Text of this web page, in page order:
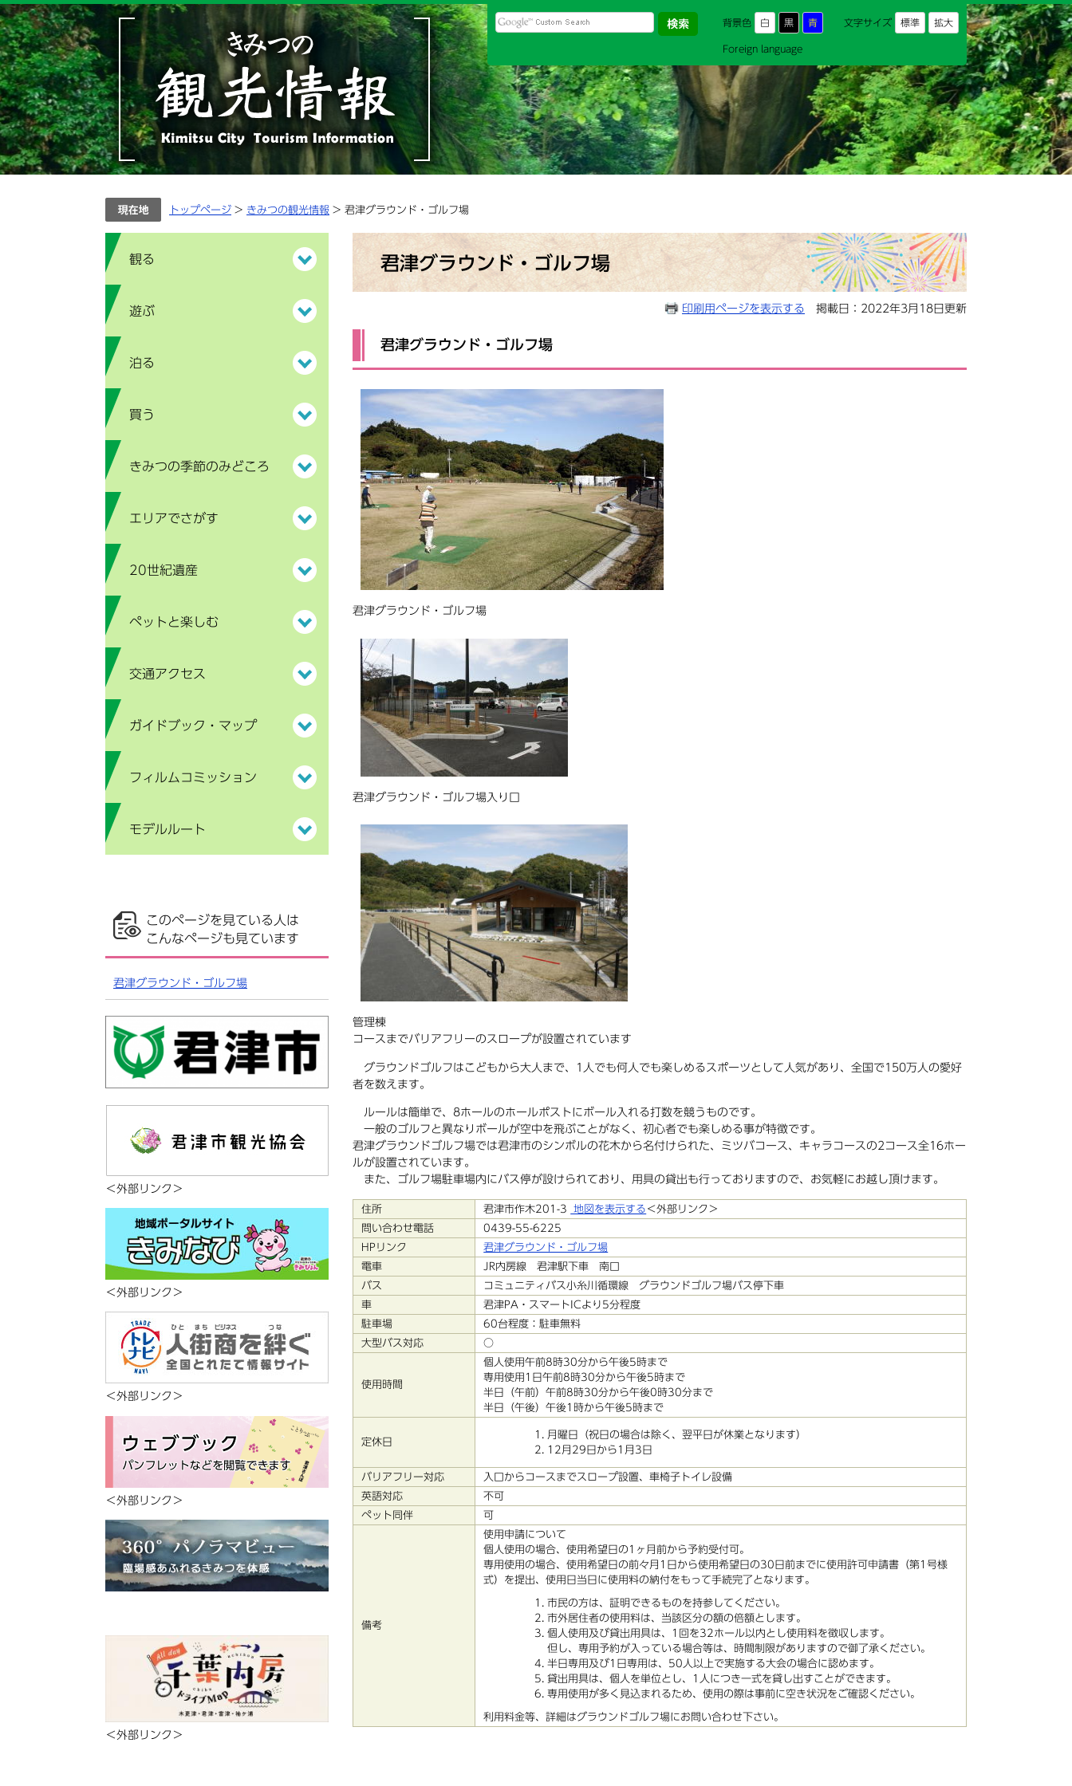
ペ
ー
ジ
の
先
頭
で
す。
メ
ニ
ュ
ー
を
飛
ば
し
て
本
背景色 白 黒 青 文字サイズ 標準 拡大
Foreign language
トップページ > きみつの観光情報 > 君津グラウンド・ゴルフ場
観る
遊ぶ
泊る
買う
きみつの季節のみどころ
エリアでさがす
20世紀遺産
ペットと楽しむ
交通アクセス
ガイドブック・マップ
フィルムコミッション
モデルルート
このページを見ている人は
こんなページも見ています
君津グラウンド・ゴルフ場
＜外部リンク＞
＜外部リンク＞
＜外部リンク＞
＜外部リンク＞
＜外部リンク＞
君津グラウンド・ゴルフ場
印刷用ページを表示する 掲載日：2022年3月18日更新
君津グラウンド・ゴルフ場
君津グラウンド・ゴルフ場
君津グラウンド・ゴルフ場入り口
管理棟
コースまでバリアフリーのスロープが設置されています
グラウンドゴルフはこどもから大人まで、1人でも何人でも楽しめるスポーツとして人気があり、全国で150万人の愛好
者を数えます。
ルールは簡単で、8ホールのホールポストにボール入れる打数を競うものです。
一般のゴルフと異なりボールが空中を飛ぶことがなく、初心者でも楽しめる事が特徴です。
君津グラウンドゴルフ場では君津市のシンボルの花木から名付けられた、ミツバコース、キャラコースの2コース全16ホー
ルが設置されています。
また、ゴルフ場駐車場内にバス停が設けられており、用具の貸出も行っておりますので、お気軽にお越し頂けます。
住所 君津市作木201-3 地図を表示する ＜外部リンク＞
問い合わせ電話
0439-55-6225
HPリンク
君津グラウンド・ゴルフ場
電車
JR内房線 君津駅下車 南口
バス
コミュニティバス小糸川循環線 グラウンドゴルフ場バス停下車
車
君津PA・スマートICより5分程度
駐車場
60台程度：駐車無料
大型バス対応
○
使用時間
個人使用午前8時30分から午後5時まで
専用使用1日午前8時30分から午後5時まで
半日（午前）午前8時30分から午後0時30分まで
半日（午後）午後1時から午後5時まで
定休日
月曜日（祝日の場合は除く、翌平日が休業となります）
12月29日から1月3日
バリアフリー対応
入口からコースまでスロープ設置、車椅子トイレ設備
英語対応
不可
ペット同伴
可
備考
使用申請について
個人使用の場合、使用希望日の1ヶ月前から予約受付可。
専用使用の場合、使用希望日の前々月1日から使用希望日の30日前までに使用許可申請書（第1号様
式）を提出、使用日当日に使用料の納付をもって手続完了となります。
市民の方は、証明できるものを持参してください。
市外居住者の使用料は、当該区分の額の倍額とします。
個人使用及び貸出用具は、1回を32ホール以内とし使用料を徴収します。
但し、専用予約が入っている場合等は、時間制限がありますので御了承ください。
半日専用及び1日専用は、50人以上で実施する大会の場合に認めます。
貸出用具は、個人を単位とし、1人につき一式を貸し出すことができます。
専用使用が多く見込まれるため、使用の際は事前に空き状況をご確認ください。
利用料金等、詳細はグラウンドゴルフ場にお問い合わせ下さい。